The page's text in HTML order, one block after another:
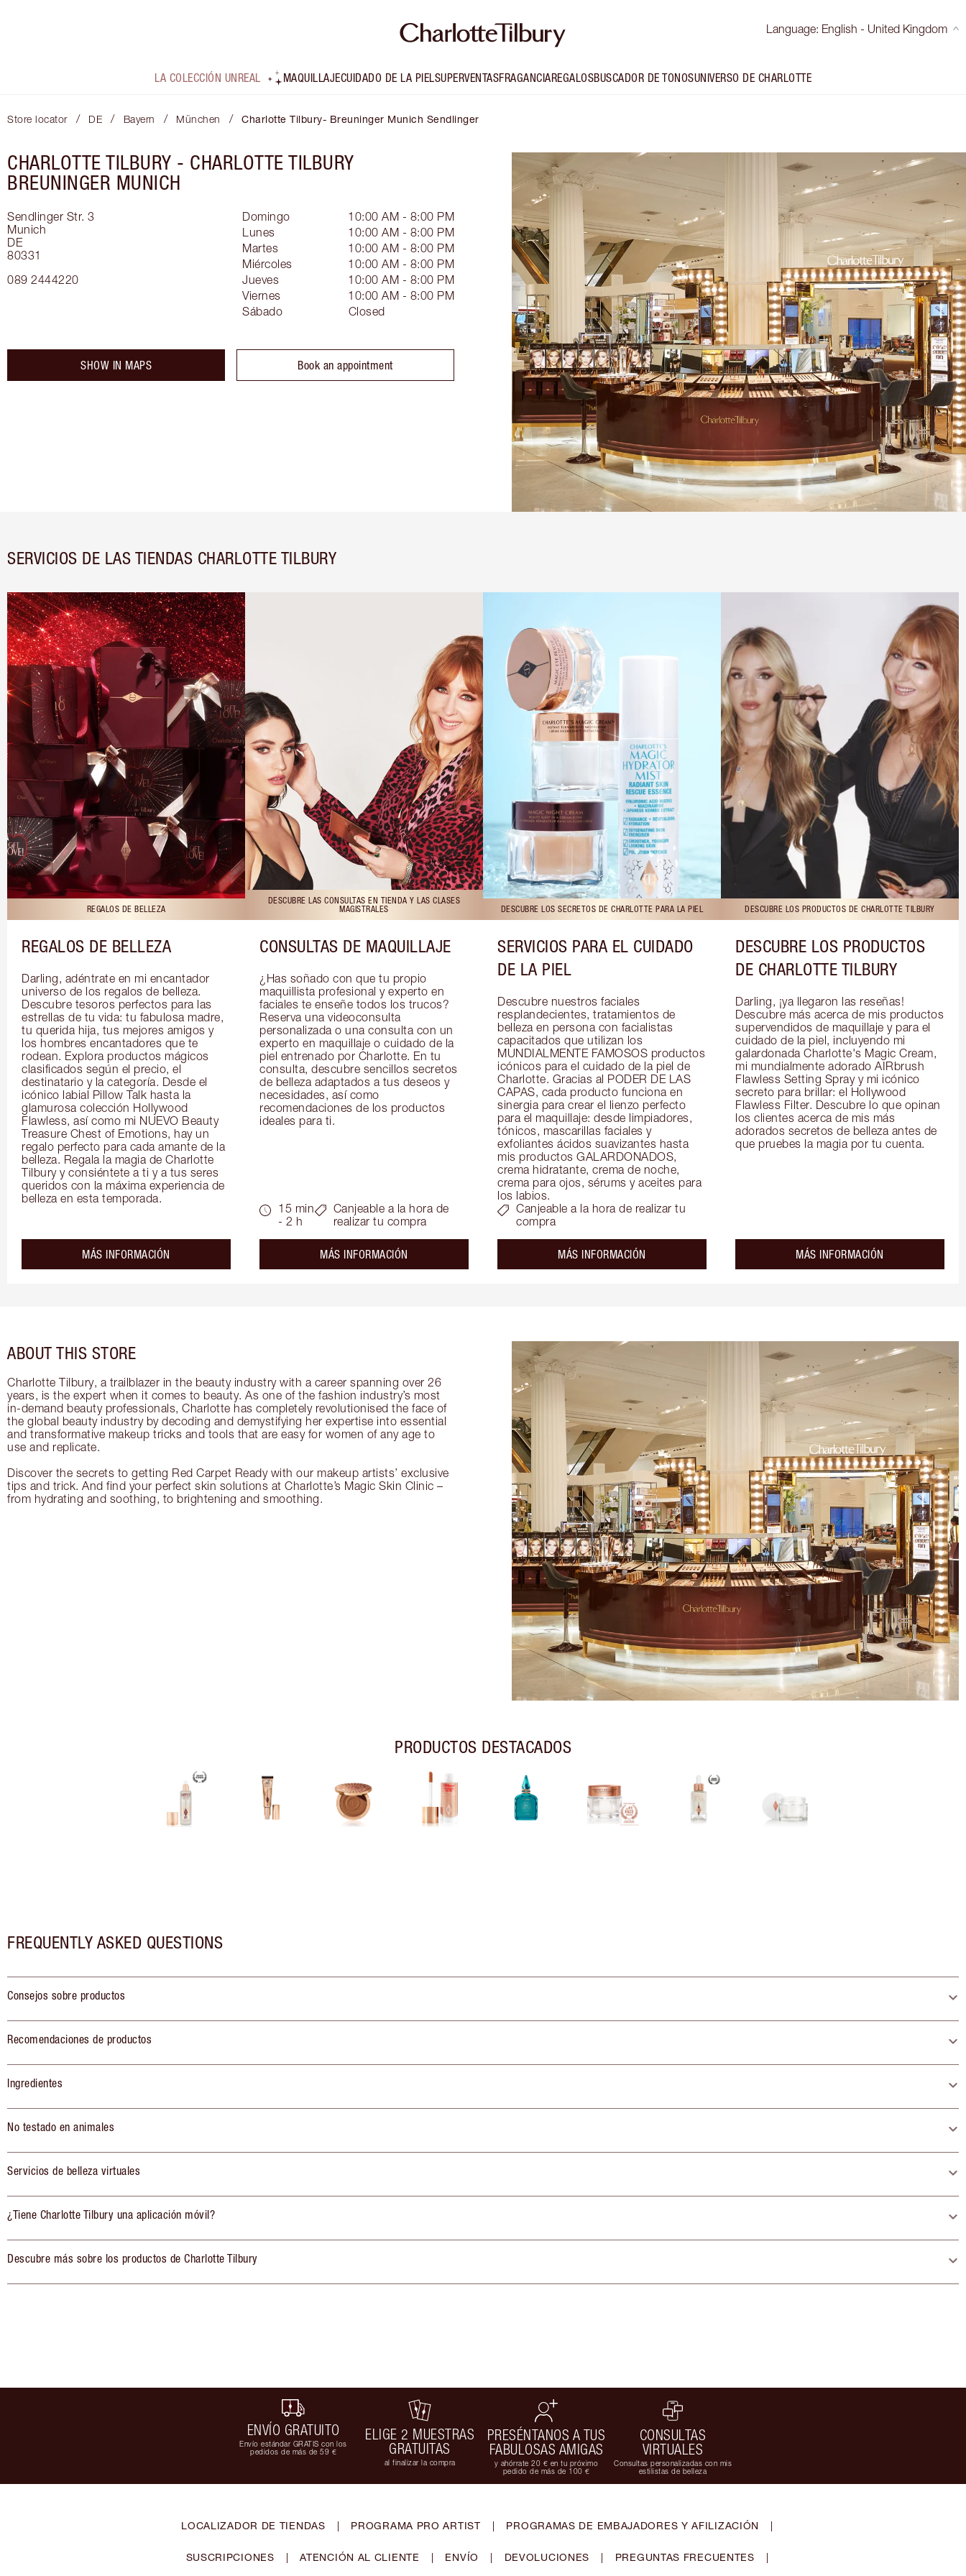
Language: English - United Kingdom
LA COLECCIÓN UNREAL MAQUILLAJECUIDADO DE LA PIELSUPERVENTASFRAGANCIAREGALOSBUSCADOR DE TONOSUNIVERSO DE CHARLOTTE
Store locator / DE / Bayern / München / Charlotte Tilbury- Breuninger Munich Sendlinger
CHARLOTTE TILBURY - CHARLOTTE TILBURY
BREUNINGER MUNICH
Sendlinger Str. 3
Munich
DE
80331
089 2444220
Domingo
10:00 AM - 8:00 PM
Lunes
10:00 AM - 8:00 PM
Martes
10:00 AM - 8:00 PM
Miércoles
10:00 AM - 8:00 PM
Jueves
10:00 AM - 8:00 PM
Viernes
10:00 AM - 8:00 PM
Sábado
Closed
SHOW IN MAPS Book an appointment
SERVICIOS DE LAS TIENDAS CHARLOTTE TILBURY
REGALOS DE BELLEZA
REGALOS DE BELLEZA
Darling, adéntrate en mi encantador
universo de los regalos de belleza.
Descubre tesoros perfectos para las
estrellas de tu vida: tu fabulosa madre,
tu querida hija, tus mejores amigos y
los hombres encantadores que te
rodean. Explora productos mágicos
clasificados según el precio, el
destinatario y la categoría. Desde el
icónico labial Pillow Talk hasta la
glamurosa colección Hollywood
Flawless, así como mi NUEVO Beauty
Treasure Chest of Emotions, hay un
regalo perfecto para cada amante de la
belleza. Regala la magia de Charlotte
Tilbury y consiéntete a ti y a tus seres
queridos con la máxima experiencia de
belleza en esta temporada.
MÁS INFORMACIÓN
DESCUBRE LAS CONSULTAS EN TIENDA Y LAS CLASES
MAGISTRALES
CONSULTAS DE MAQUILLAJE
¿Has soñado con que tu propio
maquillista profesional y experto en
faciales te enseñe todos los trucos?
Reserva una videoconsulta
personalizada o una consulta con un
experto en maquillaje o cuidado de la
piel entrenado por Charlotte. En tu
consulta, descubre sencillos secretos
de belleza adaptados a tus deseos y
necesidades, así como
recomendaciones de los productos
ideales para ti.
15 min
- 2 h
Canjeable a la hora de
realizar tu compra
MÁS INFORMACIÓN
DESCUBRE LOS SECRETOS DE CHARLOTTE PARA LA PIEL
SERVICIOS PARA EL CUIDADO
DE LA PIEL
Descubre nuestros faciales
resplandecientes, tratamientos de
belleza en persona con facialistas
capacitados que utilizan los
MUNDIALMENTE FAMOSOS productos
icónicos para el cuidado de la piel de
Charlotte. Gracias al PODER DE LAS
CAPAS, cada producto funciona en
sinergia para crear el lienzo perfecto
para el maquillaje: desde limpiadores,
tónicos, mascarillas faciales y
exfoliantes ácidos suavizantes hasta
mis productos GALARDONADOS,
crema hidratante, crema de noche,
crema para ojos, sérums y aceites para
los labios.
Canjeable a la hora de realizar tu
compra
MÁS INFORMACIÓN
DESCUBRE LOS PRODUCTOS DE CHARLOTTE TILBURY
DESCUBRE LOS PRODUCTOS
DE CHARLOTTE TILBURY
Darling, ¡ya llegaron las reseñas!
Descubre más acerca de mis productos
supervendidos de maquillaje y para el
cuidado de la piel, incluyendo mi
galardonada Charlotte's Magic Cream,
mi mundialmente adorado AIRbrush
Flawless Setting Spray y mi icónico
secreto para brillar: el Hollywood
Flawless Filter. Descubre lo que opinan
los clientes acerca de mis más
adorados secretos de belleza antes de
que pruebes la magia por tu cuenta.
MÁS INFORMACIÓN
ABOUT THIS STORE
Charlotte Tilbury, a trailblazer in the beauty industry with a career spanning over 26
years, is the expert when it comes to beauty. As one of the fashion industry’s most
in-demand beauty professionals, Charlotte has completely revolutionised the face of
the global beauty industry by decoding and demystifying her expertise into essential
and transformative makeup tricks and tools that are easy for women of any age to
use and replicate.
Discover the secrets to getting Red Carpet Ready with our makeup artists’ exclusive
tips and trick. And find your perfect skin solutions at Charlotte’s Magic Skin Clinic –
from hydrating and soothing, to brightening and smoothing.
PRODUCTOS DESTACADOS
FREQUENTLY ASKED QUESTIONS
Consejos sobre productos
Recomendaciones de productos
Ingredientes
No testado en animales
Servicios de belleza virtuales
¿Tiene Charlotte Tilbury una aplicación móvil?
Descubre más sobre los productos de Charlotte Tilbury
ENVÍO GRATUITO
Envío estándar GRATIS con los
pedidos de más de 59 €
ELIGE 2 MUESTRAS
GRATUITAS
al finalizar la compra
PRESÉNTANOS A TUS
FABULOSAS AMIGAS
y ahórrate 20 € en tu próximo
pedido de más de 100 €
CONSULTAS
VIRTUALES
Consultas personalizadas con mis
estilistas de belleza
LOCALIZADOR DE TIENDAS | PROGRAMA PRO ARTIST | PROGRAMAS DE EMBAJADORES Y AFILIZACIÓN |
SUSCRIPCIONES | ATENCIÓN AL CLIENTE | ENVÍO | DEVOLUCIONES | PREGUNTAS FRECUENTES |